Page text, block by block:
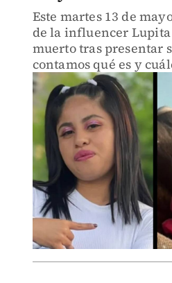
Este martes 13 de
de la influencer
muerto tras presentar
contamos qué es y
síntomas